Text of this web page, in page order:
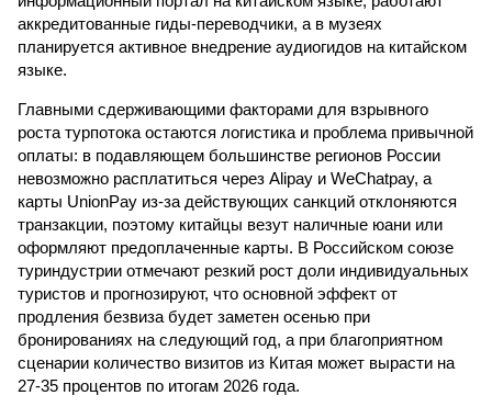
аккредитованные гиды-переводчики, а в музеях
планируется активное внедрение аудиогидов на китайском
языке.
Главными сдерживающими факторами для взрывного
роста турпотока остаются логистика и проблема привычной
оплаты: в подавляющем большинстве регионов России
невозможно расплатиться через Alipay и WeChatpay, а
карты UnionPay из-за действующих санкций отклоняются
транзакции, поэтому китайцы везут наличные юани или
оформляют предоплаченные карты. В Российском союзе
туриндустрии отмечают резкий рост доли индивидуальных
туристов и прогнозируют, что основной эффект от
продления безвиза будет заметен осенью при
бронированиях на следующий год, а при благоприятном
сценарии количество визитов из Китая может вырасти на
27-35 процентов по итогам 2026 года.